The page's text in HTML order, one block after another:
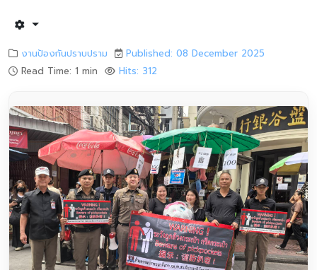
งานป้องกันปราบปราม
Published: 08 December 2025
Read Time: 1 min
Hits: 312